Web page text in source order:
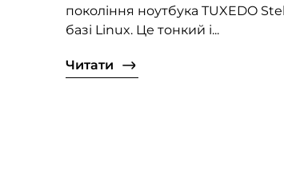
покоління ноутбука TUXEDO
базі Linux. Це тонкий і...
Читати